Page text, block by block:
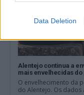
Data Deletion
Alentejo continua a
mais envelhecidas do
O envelhecimento da
do Alentejo. Os dados